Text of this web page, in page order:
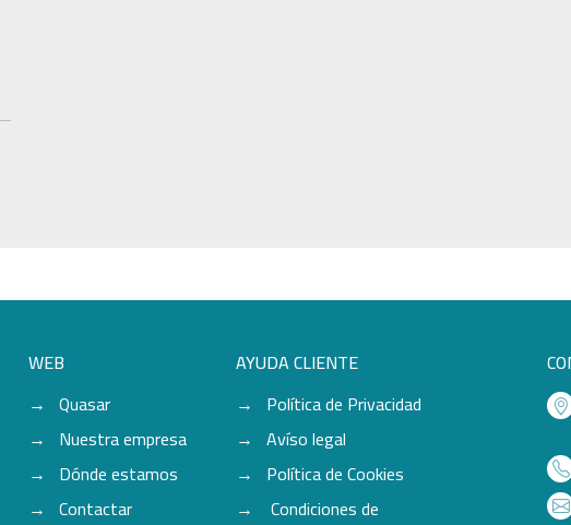
WEB
Quasar
Nuestra empresa
Dónde estamos
Contactar
AYUDA CLIENTE
Política de Privacidad
Avíso legal
Política de Cookies
Condiciones de